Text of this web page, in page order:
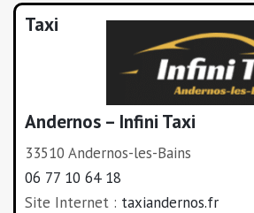
Taxi
Andernos – Infini Taxi
33510 Andernos-les-Bains
06 77 10 64 18
Site Internet : taxiandernos.fr